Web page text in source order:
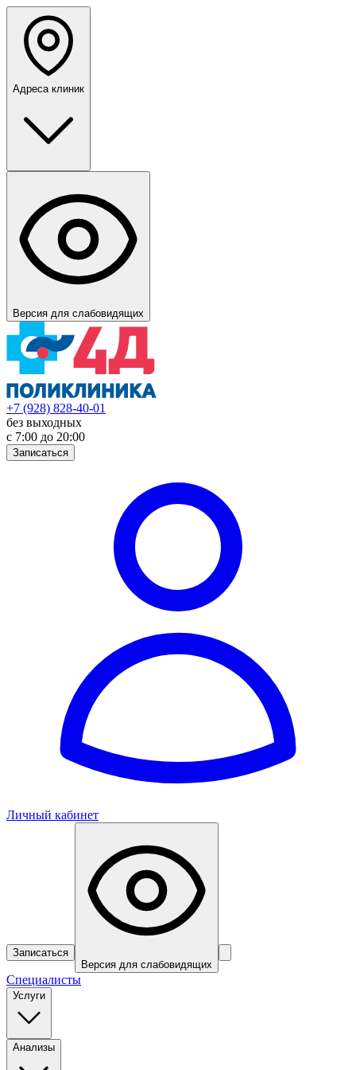
Адреса клиник
Версия для слабовидящих
+7 (928) 828-40-01
без выходных
с 7:00 до 20:00
Записаться
Личный кабинет
Записаться
Версия для слабовидящих
Специалисты
Услуги
Анализы